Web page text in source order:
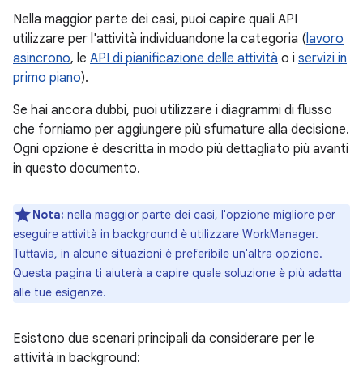
Nella maggior parte dei casi, puoi capire quali API
utilizzare per l'attività individuandone la categoria (lavoro
asincrono, le API di pianificazione delle attività o i servizi in
primo piano).
Se hai ancora dubbi, puoi utilizzare i diagrammi di flusso
che forniamo per aggiungere più sfumature alla decisione.
Ogni opzione è descritta in modo più dettagliato più avanti
in questo documento.
Nota: nella maggior parte dei casi, l'opzione migliore per
eseguire attività in background è utilizzare WorkManager.
Tuttavia, in alcune situazioni è preferibile un'altra opzione.
Questa pagina ti aiuterà a capire quale soluzione è più adatta
alle tue esigenze.
Esistono due scenari principali da considerare per le
attività in background: